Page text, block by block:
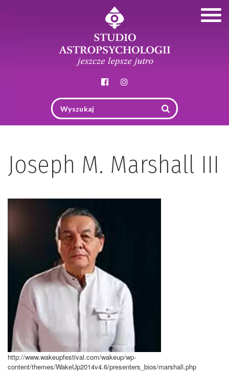
Joseph M. Marshall III
http://www.wakeupfestival.com/wakeup/wp-
content/themes/WakeUp2014v4.6/presenters_bios/marshall.php